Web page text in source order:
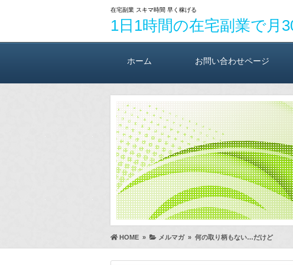
在宅副業 スキマ時間 早く稼げる
1日1時間の在宅副業で月
ホーム お問い合わせページ
HOME » メルマガ» 何の取り柄もない…だけど